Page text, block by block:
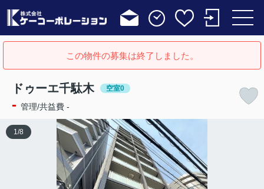
この物件の募集は終了しました。
ドゥーエ千駄木 空室0
- 管理/共益費 -
1 /8